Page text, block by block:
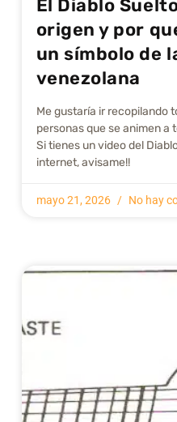
El Diablo
origen y por
un símbolo de
venezolana
Me gustarí­a ir recopilando
personas que se animen a
Si tienes un video del
internet, avisame!!
mayo 21, 2026 No hay